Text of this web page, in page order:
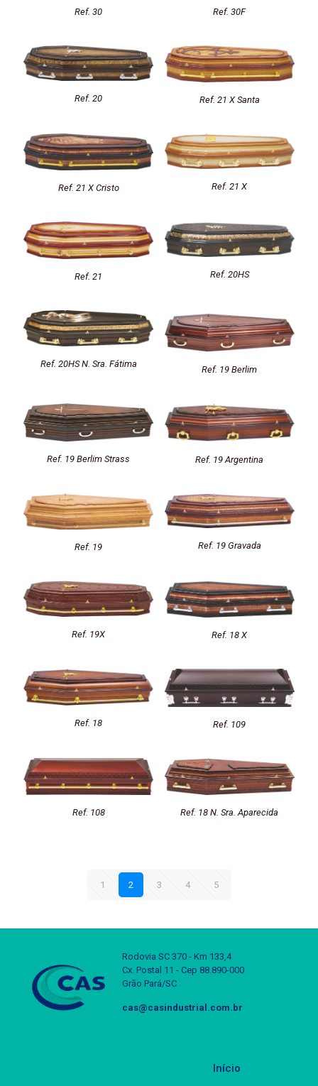
Ref. 30 Ref. 30F
Ref. 20 Ref. 21 X Santa
Ref. 21 X Cristo Ref. 21 X
Ref. 21 Ref. 20HS
Ref. 20HS N. Sra. Fátima
Ref. 19 Berlim
Ref. 19 Berlim Strass Ref. 19 Argentina
Ref. 19 Ref. 19 Gravada
Ref. 19X Ref. 18 X
Ref. 18 Ref. 109
Ref. 108 Ref. 18 N. Sra. Aparecida
1 2 3 4 5
Rodovia SC 370 - Km 133,4
Cx. Postal 11 - Cep 88.890-000
Grão Pará/SC
cas@casindustrial.com.br
Início